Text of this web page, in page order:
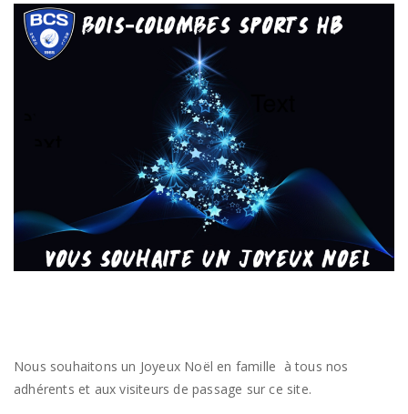
Nous souhaitons un Joyeux Noël en famille à tous nos
adhérents et aux visiteurs de passage sur ce site.